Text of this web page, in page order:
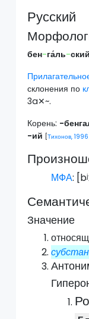
Русский
бен-га́ль-ский
склонения по
3a✕~.
Корень: -
-ий [Тихонов, 1996
МФА: [
Значение